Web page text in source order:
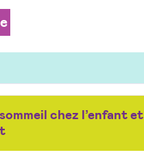
sommeil chez l’enfant et